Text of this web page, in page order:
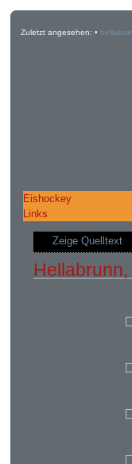
Zuletzt angesehen: •
Eishockey
Links
Zeige Quelltext